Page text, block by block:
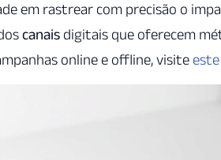
em rastrear com precisão o
canais digitais que oferecem
online e offline, visite